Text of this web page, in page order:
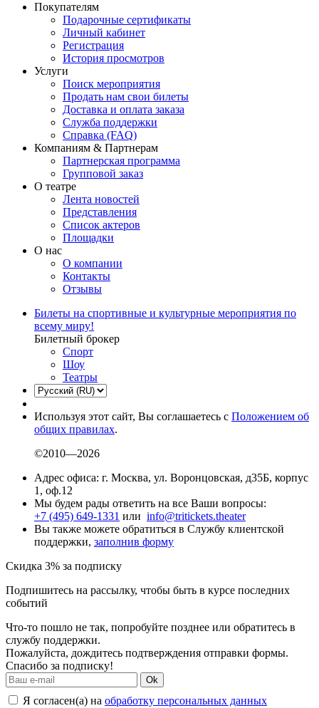
Покупателям
Подарочные сертификаты
Личный кабинет
Регистрация
История просмотров
Услуги
Поиск мероприятия
Продать нам свои билеты
Доставка и оплата заказа
Служба поддержки
Справка (FAQ)
Компаниям & Партнерам
Партнерская программа
Групповой заказ
О театре
Лента новостей
Представления
Список актеров
Площадки
О нас
О компании
Контакты
Отзывы
Билеты на спортивные и культурные мероприятия по
всему миру!
Билетный брокер
Спорт
Шоу
Театры
Используя этот сайт, Вы соглашаетесь с Положением об
общих правилах.
©2010—2026
Адрес офиса: г. Москва, ул. Воронцовская, д35Б, корпус
1, оф.12
Мы будем рады ответить на все Ваши вопросы:
+7 (495) 649-1331 или info@tritickets.theater
Вы также можете обратиться в Службу клиентской
поддержки, заполнив форму
Скидка 3% за подписку
Подпишитесь на рассылку, чтобы быть в курсе последних
событий
Что-то пошло не так, попробуйте позднее или обратитесь в
службу поддержки.
Пожалуйста, дождитесь подтверждения отправки формы.
Спасибо за подписку!
Ok
Я согласен(а) на обработку персональных данных